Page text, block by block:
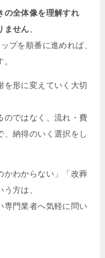
の全体像を理解すれ
ません。
プを順番に進めれば、
を形に変えていく大切
のではなく、流れ・費
、納得のいく選択をし
かわからない」「改葬
方は、
専門業者へ気軽に問い